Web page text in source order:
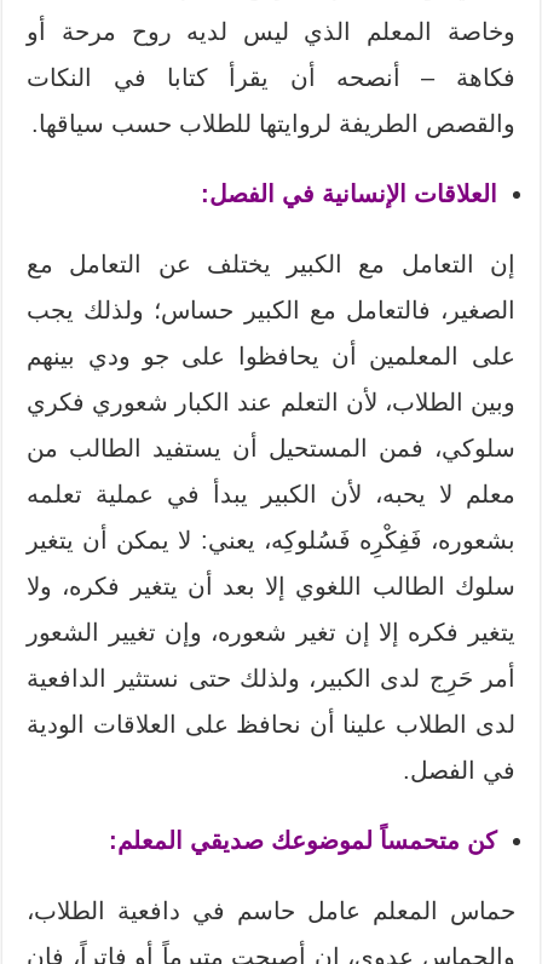
وخاصة المعلم الذي ليس لديه روح مرحة أو
فكاهة – أنصحه أن يقرأ كتابا في النكات
والقصص الطريفة لروايتها للطلاب حسب سياقها.
العلاقات الإنسانية في الفصل:
إن التعامل مع الكبير يختلف عن التعامل مع
الصغير، فالتعامل مع الكبير حساس؛ ولذلك يجب
على المعلمين أن يحافظوا على جو ودي بينهم
وبين الطلاب، لأن التعلم عند الكبار شعوري فكري
سلوكي، فمن المستحيل أن يستفيد الطالب من
معلم لا يحبه، لأن الكبير يبدأ في عملية تعلمه
بشعوره، فَفِكْرِه فَسُلوكِه، يعني: لا يمكن أن يتغير
سلوك الطالب اللغوي إلا بعد أن يتغير فكره، ولا
يتغير فكره إلا إن تغير شعوره، وإن تغيير الشعور
أمر حَرِج لدى الكبير، ولذلك حتى نستثير الدافعية
لدى الطلاب علينا أن نحافظ على العلاقات الودية
في الفصل.
كن متحمساً لموضوعك صديقي المعلم:
حماس المعلم عامل حاسم في دافعية الطلاب،
والحماس عدوى، إن أصبحت متبرماً أو فاتراً، فإن